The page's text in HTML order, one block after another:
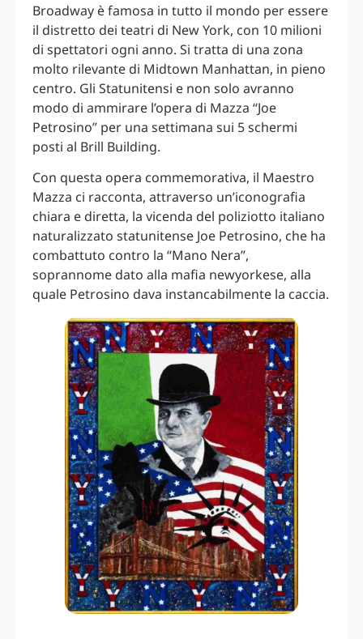
Broadway è famosa in tutto il mondo per essere
il distretto dei teatri di New York, con 10 milioni
di spettatori ogni anno. Si tratta di una zona
molto rilevante di Midtown Manhattan, in pieno
centro. Gli Statunitensi e non solo avranno
modo di ammirare l’opera di Mazza “Joe
Petrosino” per una settimana sui 5 schermi
posti al Brill Building.
Con questa opera commemorativa, il Maestro
Mazza ci racconta, attraverso un’iconografia
chiara e diretta, la vicenda del poliziotto italiano
naturalizzato statunitense Joe Petrosino, che ha
combattuto contro la “Mano Nera”,
soprannome dato alla mafia newyorkese, alla
quale Petrosino dava instancabilmente la caccia.